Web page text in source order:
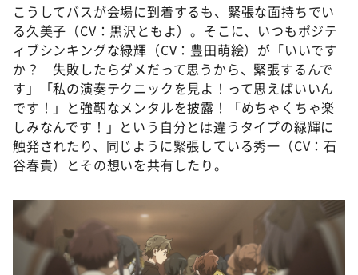
こうしてバスが会場に到着するも、緊張な面持ちでい
る久美子（CV：黒沢ともよ）。そこに、いつもポジテ
ィブシンキングな緑輝（CV：豊田萌絵）が「いいです
か？ 失敗したらダメだって思うから、緊張するんで
す」「私の演奏テクニックを見よ！って思えばいいん
です！」と強靭なメンタルを披露！「めちゃくちゃ楽
しみなんです！」という自分とは違うタイプの緑輝に
触発されたり、同じように緊張している秀一（CV：石
谷春貴）とその想いを共有したり。